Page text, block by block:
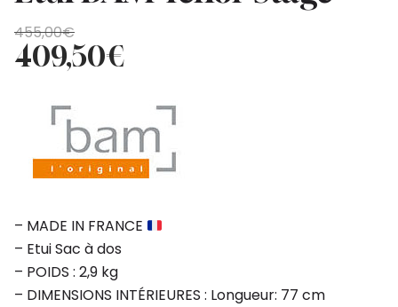
455,00€
O
preço
original
era:
455,00€.
409,50€
O
preço
atual
409,50€.
– MADE IN FRANCE
– Etui Sac à dos
– POIDS : 2,9 kg
– DIMENSIONS INTÉRIEURES : Longueur: 77 cm